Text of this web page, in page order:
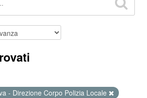
- Direzione Corpo Polizia Locale